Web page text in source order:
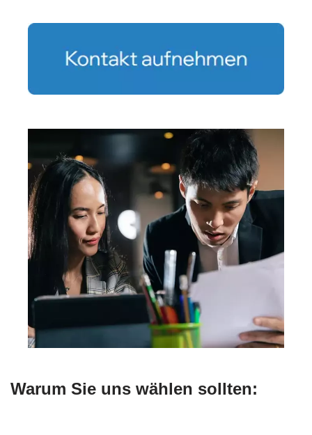
Warum Sie uns wählen sollten: